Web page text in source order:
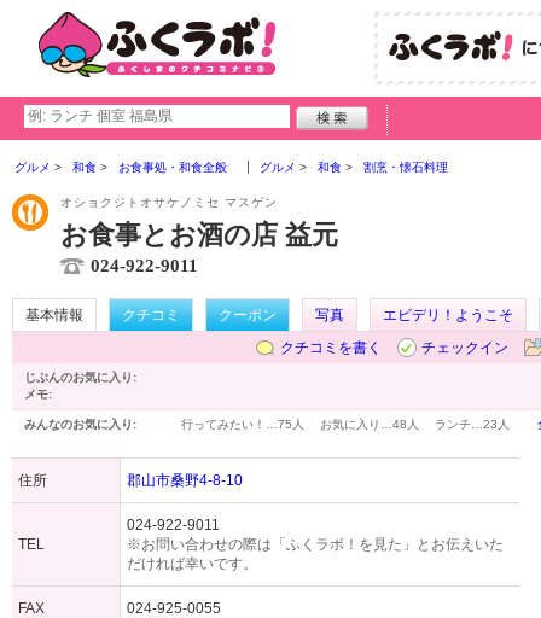
グルメ 和食 お食事処・和食全般 グルメ 和食 割烹・懐石料理
オショクジトオサケノミセ マスゲン
お食事とお酒の店 益元
024-922-9011
基本情報 クチコミ クーポン 写真
エビデリ！ようこそ
クチコミを書く
チェックイン
じぶんのお気に入り:
メモ:
みんなのお気に入り: 行ってみたい！… 75人 お気に入り… 48人 ランチ… 23人
住所 郡山市桑野4-8-10
TEL
024-922-9011
※お問い合わせの際は「ふくラボ！を見た」とお伝えいた
だければ幸いです。
FAX 024-925-0055